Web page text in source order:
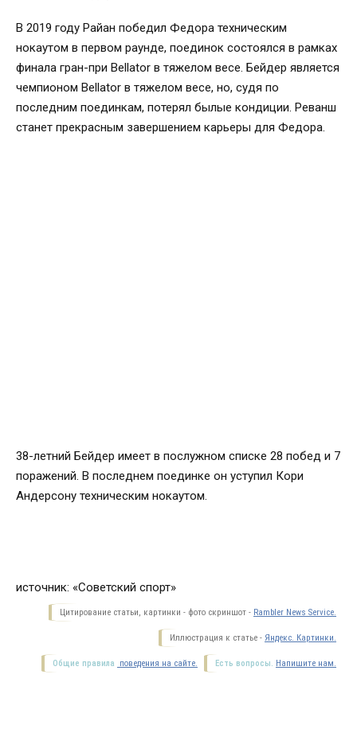
В 2019 году Райан победил Федора техническим
нокаутом в первом раунде, поединок состоялся в рамках
финала гран-при Bellator в тяжелом весе. Бейдер является
чемпионом Bellator в тяжелом весе, но, судя по
последним поединкам, потерял былые кондиции. Реванш
станет прекрасным завершением карьеры для Федора.
38-летний Бейдер имеет в послужном списке 28 побед и 7
поражений. В последнем поединке он уступил Кори
Андерсону техническим нокаутом.
источник: «Советский спорт»
Цитирование статьи, картинки - фото скриншот - Rambler News Service.
Иллюстрация к статье - Яндекс. Картинки.
Есть вопросы. Напишите нам.
Общие правила поведения на сайте.